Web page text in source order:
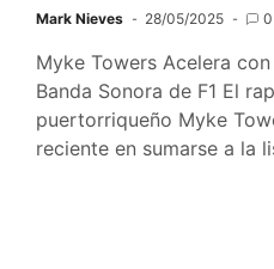
Mark Nieves 28/05/2025 0
Myke Towers Acelera
Banda Sonora de F1 El
puertorriqueño Myke
reciente en sumarse a la